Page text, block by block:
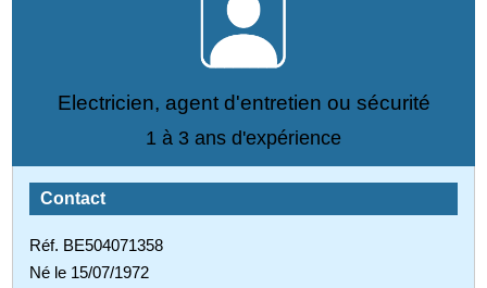
Electricien, agent d'entretien ou sécurité
1 à 3 ans d'expérience
Contact
Réf. BE504071358
Né le 15/07/1972